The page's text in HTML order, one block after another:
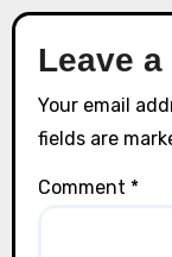
Leave
Your email
fields are
Comment *